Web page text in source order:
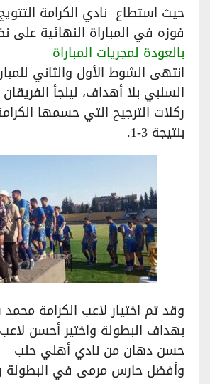
حيث استطاع نادي الكرامة
فوزه في المباراة النهائية على
بالعودة لمجريات المباراة
انتهى الشوط الأول والثاني
السلبي بلا أهداف، ليلجأ
ركلات الترجيح التي حسمها
بنتيجة 3-1.
وقد تم اختيار لاعب الكرامة محمد
بهداف البطولة واختير أحسن
حسن دهان من نادي أهلي حلب
وأفضل حارس مرمى في البطولة